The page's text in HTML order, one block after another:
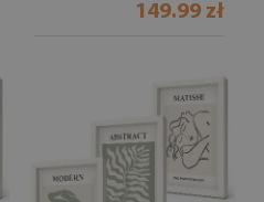
149.99 zł